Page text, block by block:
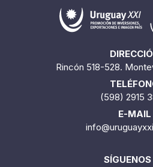
Rincón 518-528.
(598) 2915
E-MAIL
SÍGUENOS